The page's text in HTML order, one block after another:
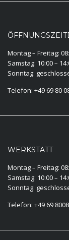
Montag – Freitag:
Samstag: 10:00 –
Sonntag:
Telefon: +49 69 80
WERKSTATT
Montag – Freitag:
Samstag: 10:00 –
Sonntag:
Telefon: +49 69